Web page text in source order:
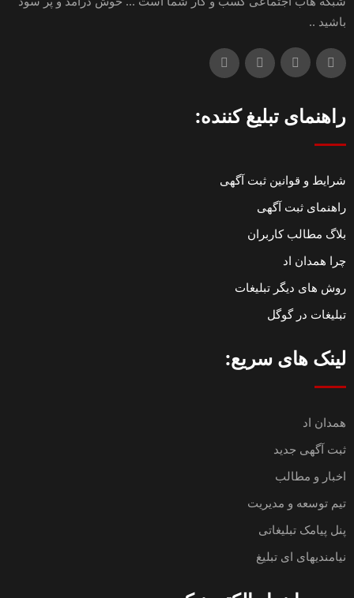
باشید ..
راهنمای تبلیغ کننده:
شرایط و قوانین ثبت آگهی
راهنمای ثبت آگهی
بلاگ مطالب کاربران
چرا همدان اد
روش های دیگر تبلیغات
تبلیغات در گوگل
لینک های سریع:
همدان اد
ثبت آگهی جدید
اخبار و مطالب
تیم توسعه و مدیریت
پنل پیامک تبلیغاتی
نیامندیهای ای تبلیغ